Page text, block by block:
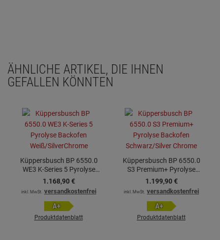
ÄHNLICHE ARTIKEL, DIE IHNEN
GEFALLEN KÖNNTEN
Küppersbusch BP 6550.0
WE3 K-Series 5 Pyrolyse
Backofen
Weiß/SilverChrome
1.168,90 €
inkl. MwSt. versandkostenfrei
A+
Produktdatenblatt
Küppersbusch BP 6550.0
S3 Premium+ Pyrolyse
Backofen Schwarz/Silver
Chrome
1.199,90 €
inkl. MwSt. versandkostenfrei
A+
Produktdatenblatt